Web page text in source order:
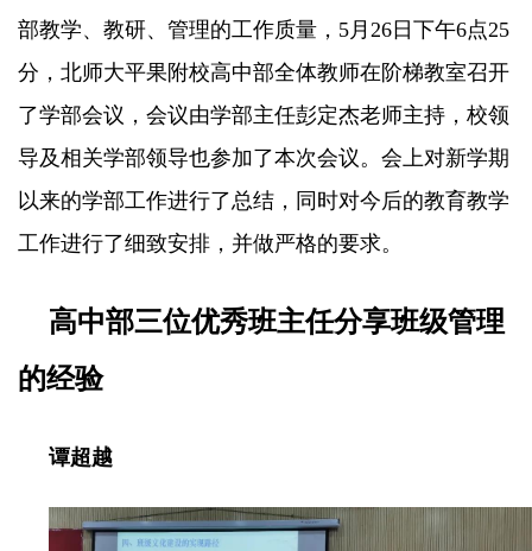
部教学、教研、管理的工作质量，5月26日下午6点25
分，北师大平果附校高中部全体教师在阶梯教室召开
了学部会议，会议由学部主任彭定杰老师主持，校领
导及相关学部领导也参加了本次会议。会上对新学期
以来的学部工作进行了总结，同时对今后的教育教学
工作进行了细致安排，并做严格的要求。
高中部三位优秀班主任分享班级管理
的经验
谭超越